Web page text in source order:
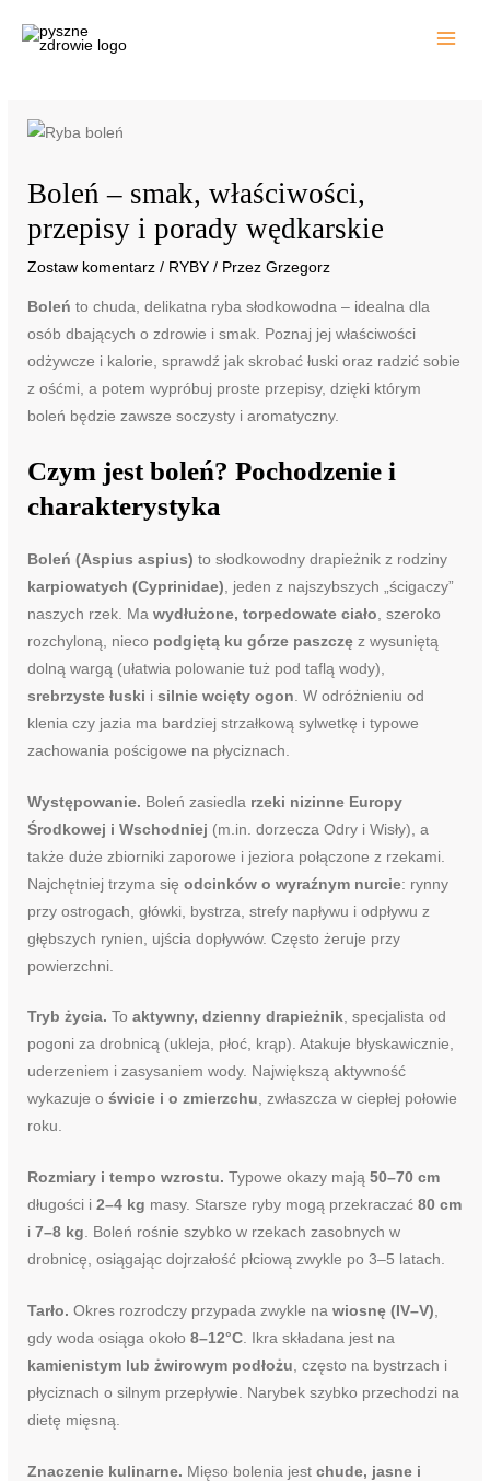
Boleń – smak, właściwości,
przepisy i porady wędkarskie
Zostaw komentarz / RYBY/ Przez Grzegorz
Boleń to chuda, delikatna ryba słodkowodna – idealna dla
osób dbających o zdrowie i smak. Poznaj jej właściwości
odżywcze i kalorie, sprawdź jak skrobać łuski oraz radzić sobie
z ośćmi, a potem wypróbuj proste przepisy, dzięki którym
boleń będzie zawsze soczysty i aromatyczny.
Czym jest boleń? Pochodzenie i
charakterystyka
Boleń (Aspius aspius) to słodkowodny drapieżnik z rodziny
karpiowatych (Cyprinidae) , jeden z najszybszych „ścigaczy”
naszych rzek. Ma wydłużone, torpedowate ciało , szeroko
rozchyloną, nieco podgiętą ku górze paszczęz wysuniętą
dolną wargą (ułatwia polowanie tuż pod taflą wody),
srebrzyste łuski i silnie wcięty ogon . W odróżnieniu od
klenia czy jazia ma bardziej strzałkową sylwetkę i typowe
zachowania pościgowe na płyciznach.
Występowanie. Boleń zasiedla rzeki nizin­ne Europy
Środkowej i Wschodniej (m.in. dorzecza Odry i Wisły), a
także duże zbiorniki zaporowe i jeziora połączone z rzekami.
Najchętniej trzyma się odcinków o wyraźnym nurcie: rynny
przy ostrogach, główki, bystrza, strefy napływu i odpływu z
głębszych rynien, ujścia dopływów. Często żeruje przy
powierzchni.
Tryb życia. To aktywny, dzienny drapieżnik, specjalista od
pogoni za drobnicą (ukleja, płoć, krąp). Atakuje błyskawicznie,
uderzeniem i zasysaniem wody. Największą aktywność
wykazuje o świcie i o zmierzchu, zwłaszcza w ciepłej połowie
roku.
Rozmiary i tempo wzrostu. Typowe okazy mają 50–70 cm
długości i 2–4 kg masy. Starsze ryby mogą przekraczać 80 cm
i 7–8 kg. Boleń rośnie szybko w rzekach zasobnych w
drobnicę, osiągając dojrzałość płciową zwykle po 3–5 latach.
Tarło. Okres rozrodczy przypada zwykle na wiosnę (IV–V),
gdy woda osiąga około 8–12°C. Ikra składana jest na
kamienistym lub żwirowym podłożu, często na bystrzach i
płyciznach o silnym przepływie. Narybek szybko przechodzi na
dietę mięsną.
Znaczenie kulinarne. Mięso bolenia jest chude, jasne i